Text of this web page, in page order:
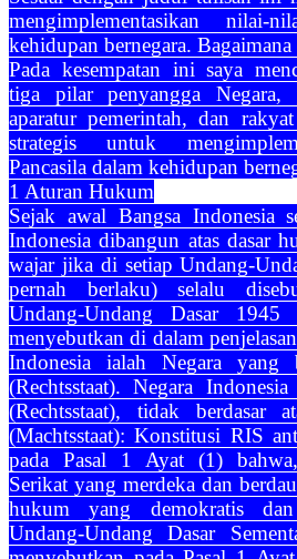
mengimplementasikan nilai-
kehidupan bernegara. Bagaimana
Pada kesempatan ini saya
tiga pilar penyangga
aparatur pemerintah, dan
strategis untuk
Pancasila dalam kehidupan
1 Aturan Hukum
Sejak awal Bangsa Indonesia
Indonesia dibangun atas dasar
wajar jika di setiap Undang-
pernah berlaku) selalu
Undang-Undang Dasar 1945
menyebutkan di dalam
Indonesia ialah Negara yang
(Rechtsstaat). Negara
(Rechtsstaat), tidak berdasar
(Machtsstaat): Konstitusi RIS
pada Pasal 1 Ayat (1)
Serikat yang merdeka dan
hukum yang demokratis
Undang-Undang Dasar